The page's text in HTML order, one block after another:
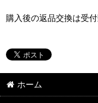
購入後の返品交換は受
ホーム